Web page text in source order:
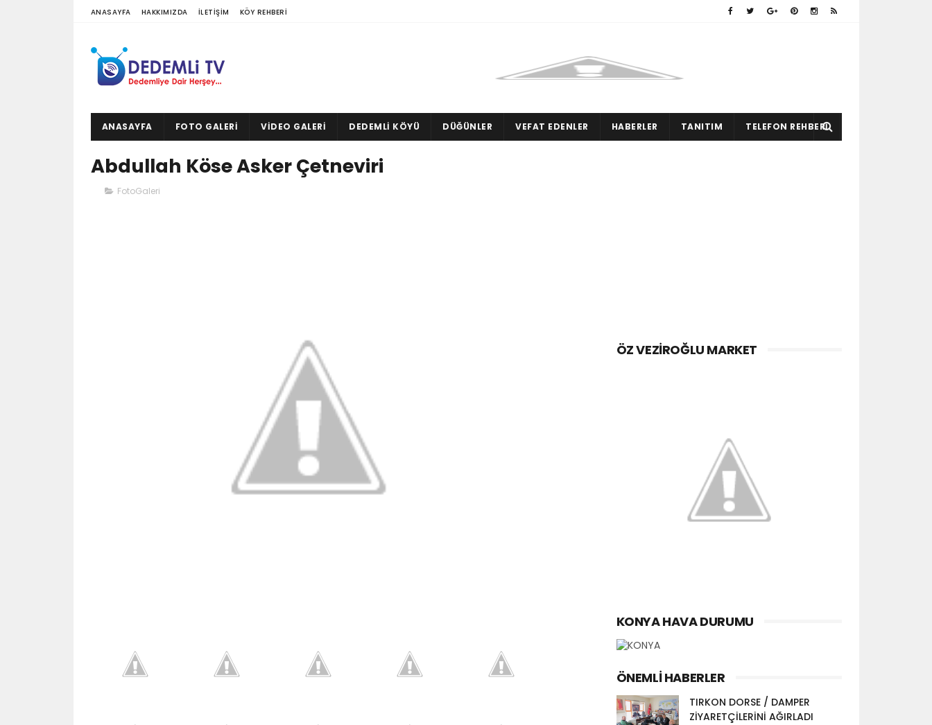
ANASAYFA HAKKIMIZDA İLETIŞIM KÖY REHBERI
ANASAYFA FOTO GALERI VIDEO GALERI DEDEMLI KÖYÜ DÜĞÜNLER VEFAT EDENLER HABERLER TANITIM TELEFON REHBERI
Abdullah Köse Asker Çetneviri
FotoGaleri
ÖZ VEZIROĞLU MARKET
KONYA HAVA DURUMU
ÖNEMLI HABERLER
TIRKON DORSE / DAMPER
ZİYARETÇİLERİNİ AĞIRLADI